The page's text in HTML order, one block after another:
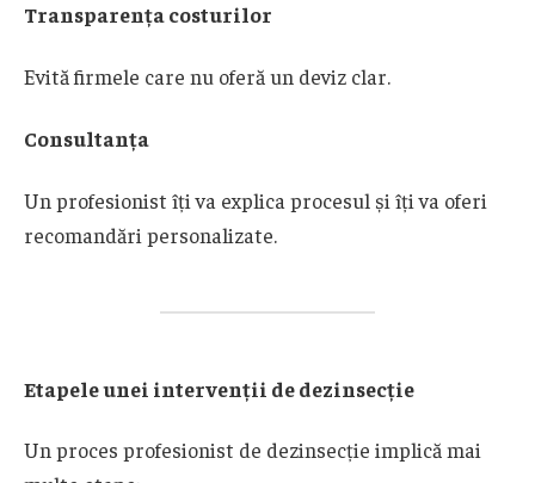
Transparența costurilor
Evită firmele care nu oferă un deviz clar.
Consultanța
Un profesionist îți va explica procesul și îți va oferi
recomandări personalizate.
Etapele unei intervenții de dezinsecție
Un proces profesionist de dezinsecție implică mai